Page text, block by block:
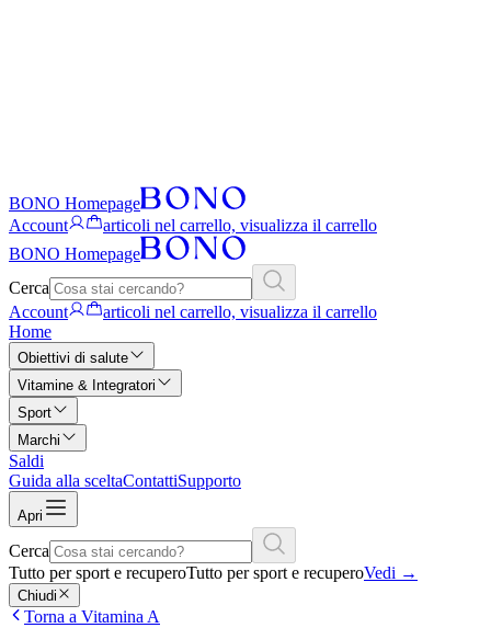
BONO Homepage
Account
articoli nel carrello, visualizza il carrello
BONO Homepage
Cerca
Account
articoli nel carrello, visualizza il carrello
Home
Obiettivi di salute
Vitamine & Integratori
Sport
Marchi
Saldi
Guida alla sceltaContattiSupporto
Apri
Cerca
Tutto per sport e recuperoTutto per sport e recuperoVedi →
Chiudi
Torna a Vitamina A